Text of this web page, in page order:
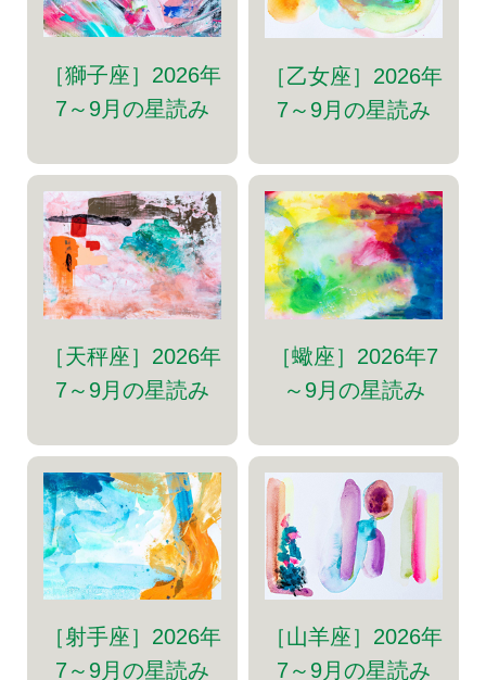
［獅子座］2026年
7～9月の星読み
［乙女座］2026年
7～9月の星読み
［天秤座］2026年
7～9月の星読み
［蠍座］2026年7
～9月の星読み
［射手座］2026年
7～9月の星読み
［山羊座］2026年
7～9月の星読み